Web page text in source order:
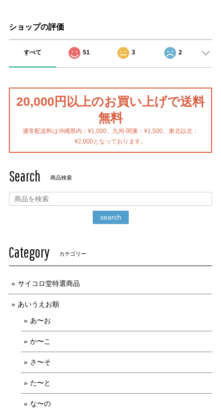
ショップの評価
すべて 51 3 2
20,000円以上のお買い上げで送料
無料
通常配送料は沖縄県内：¥1,000、九州-関東：¥1,500、東北以北：
¥2,000となっております。
Search 商品検索
search
Category カテゴリー
サイコロ堂特選商品
あいうえお順
あ〜お
か〜こ
さ〜そ
た〜と
な〜の